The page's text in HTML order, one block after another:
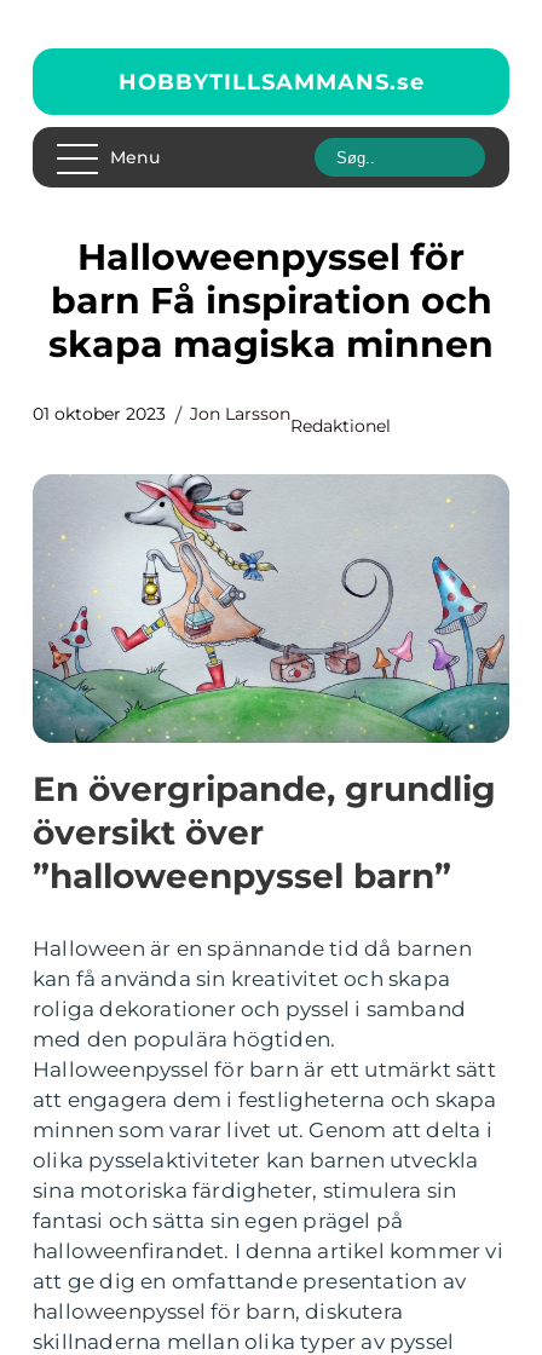
HOBBYTILLSAMMANS.se
Menu
Halloweenpyssel för
barn Få inspiration och
skapa magiska minnen
01 oktober 2023 Jon Larsson
Redaktionel
En övergripande, grundlig
översikt över
”halloweenpyssel barn”
Halloween är en spännande tid då barnen
kan få använda sin kreativitet och skapa
roliga dekorationer och pyssel i samband
med den populära högtiden.
Halloweenpyssel för barn är ett utmärkt sätt
att engagera dem i festligheterna och skapa
minnen som varar livet ut. Genom att delta i
olika pysselaktiviteter kan barnen utveckla
sina motoriska färdigheter, stimulera sin
fantasi och sätta sin egen prägel på
halloweenfirandet. I denna artikel kommer vi
att ge dig en omfattande presentation av
halloweenpyssel för barn, diskutera
skillnaderna mellan olika typer av pyssel